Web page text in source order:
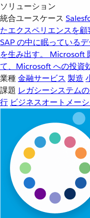
ソリューション
統合ユースケース
たエクスペリエンスを
SAP の中に眠っている
を生み出す。
Microsoft
て、Microsoft への投資
業種金融サービス 製造
課題 レガシーシステム
行 ビジネスオートメー